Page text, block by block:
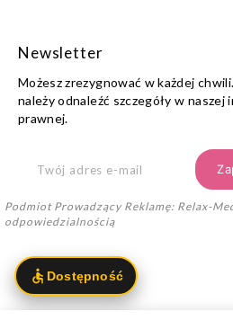
Newsletter
Możesz zrezygnować w każdej
należy odnaleźć szczegóły w naszej
prawnej.
Podmiot Prowadzący Reklamę: Relax-
odpowiedzialnością